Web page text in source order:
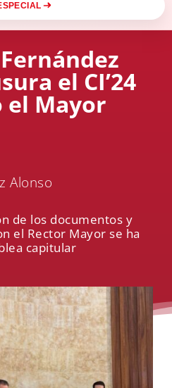
el CI’24
el Mayor
Alonso
de los documentos y
el Rector Mayor se ha
capitular